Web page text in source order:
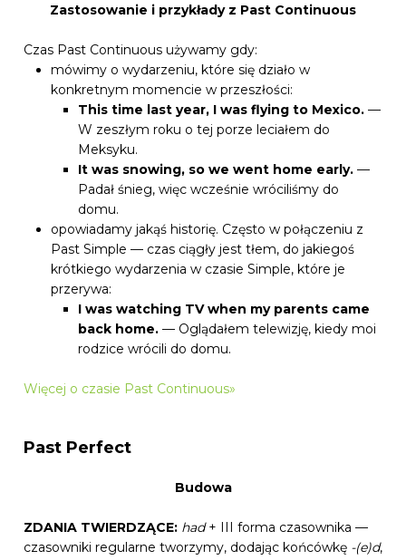
Zastosowanie i przykłady z Past Continuous
Czas Past Continuous używamy gdy:
mówimy o wydarzeniu, które się działo w
konkretnym momencie w przeszłości:
This time last year, I was flying to Mexico. —
W zeszłym roku o tej porze leciałem do
Meksyku.
It was snowing, so we went home early. —
Padał śnieg, więc wcześnie wróciliśmy do
domu.
opowiadamy jakąś historię. Często w połączeniu z
Past Simple — czas ciągły jest tłem, do jakiegoś
krótkiego wydarzenia w czasie Simple, które je
przerywa:
I was watching TV when my parents came
back home. — Oglądałem telewizję, kiedy moi
rodzice wrócili do domu.
Więcej o czasie Past Continuous»
Past Perfect
Budowa
ZDANIA TWIERDZĄCE: had+ III forma czasownika —
czasowniki regularne tworzymy, dodając końcówkę -(e)d,